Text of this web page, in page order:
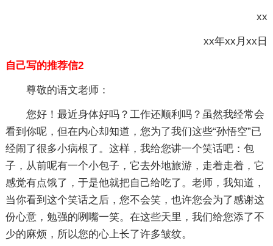
xx
xx年xx月xx日
自己写的推荐信2
尊敬的语文老师：
您好！最近身体好吗？工作还顺利吗？虽然我经常会
看到你呢，但在内心却知道，您为了我们这些“孙悟空”已
经闹了很多小病根了。这样，我给您讲一个笑话吧：包
子，从前呢有一个小包子，它去外地旅游，走着走着，它
感觉有点饿了，于是他就把自己给吃了。老师，我知道，
当你看到这个笑话之后，您不会笑，也许您会为了感谢这
份心意，勉强的咧嘴一笑。在这些天里，我们给您添了不
少的麻烦，所以您的心上长了许多皱纹。